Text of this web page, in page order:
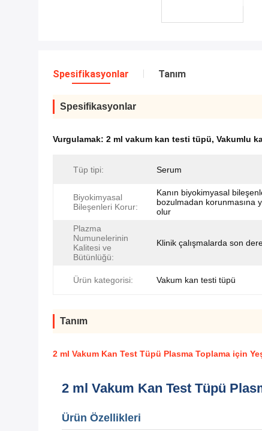
Spesifikasyonlar Tanım
Spesifikasyonlar
Vurgulamak: 2 ml vakum kan testi tüpü, Vakumlu
Tüp tipi: Serum
Biyokimyasal
Bileşenleri Korur:
Kanın biyokimyasal
bozulmadan korunmasına
olur
Plazma
Numunelerinin
Kalitesi ve
Bütünlüğü:
Klinik çalışmalarda son
Ürün kategorisi: Vakum kan testi tüpü
Tanım
2 ml Vakum Kan Test Tüpü Plasma Toplama için
2 ml Vakum Kan Test Tüpü
Ürün Özellikleri